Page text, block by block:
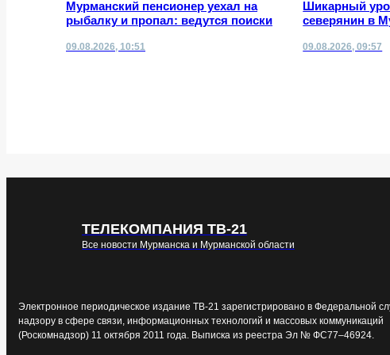
Мурманский пенсионер уехал на
рыбалку и пропал: ведутся поиски
09.08.2026, 10:51
Шикарный
северянин в
09.08.2026, 09:57
ТЕЛЕКОМПАНИЯ ТВ-21
Все новости Мурманска и Мурманской области
Электронное периодическое издание ТВ-21 зарегистрировано в Федеральной
надзору в сфере связи, информационных технологий и массовых коммуникаций
(Роскомнадзор) 11 октября 2011 года. Выписка из реестра Эл № ФС77–46924.